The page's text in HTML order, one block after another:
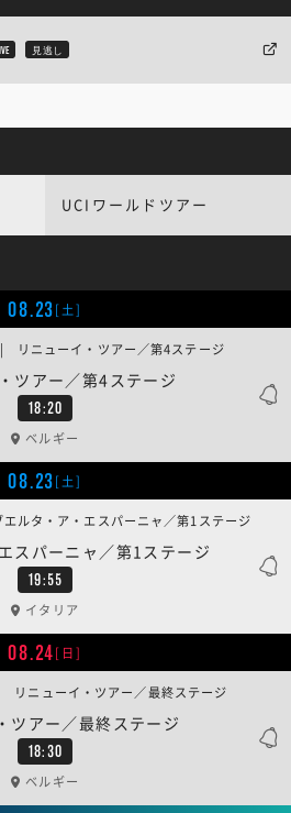
見逃し
UCIワールドツアー
08.23[土]
18:20
ツアー／第4ステージ
ニューイ・ツアー／第4ステージ
ベルギー
08.23[土]
19:55
スパーニャ／第1ステージ
タ・ア・エスパーニャ／第1ステージ
イタリア
08.24[日]
18:30
ツアー／最終ステージ
ニューイ・ツアー／最終ステージ
ベルギー